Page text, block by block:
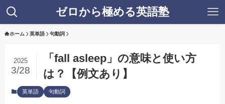
ゼロから極める英語塾
ホーム 英単語 句動詞
「fall asleep」の意味と使い方
は？【例文あり】
2025
3/28
英単語 句動詞